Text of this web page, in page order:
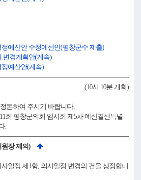
정예산안 수정예산안(평창군수 제출)
변경계획안(계속)
정예산안(계속)
(10시 10분 개회)
돈하여 주시기 바랍니다.
회 평창군의회 임시회 제5차 예산결산특별
.
원장 제의)
사일정 제1항, 의사일정 변경의 건을 상정합니